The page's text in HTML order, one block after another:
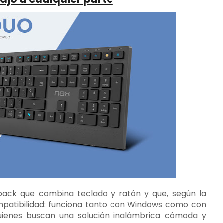
que combina teclado y ratón y que, según la
funciona tanto con Windows como con
buscan una solución inalámbrica cómoda y